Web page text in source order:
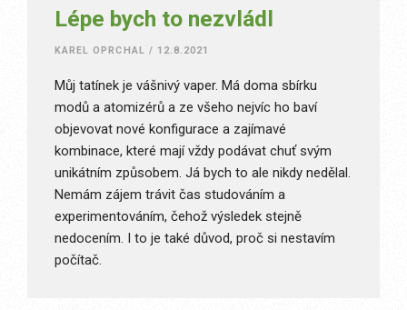
Lépe bych to nezvládl
KAREL OPRCHAL / 12.8.2021
Můj tatínek je vášnivý vaper. Má doma sbírku
modů a atomizérů a ze všeho nejvíc ho baví
objevovat nové konfigurace a zajímavé
kombinace, které mají vždy podávat chuť svým
unikátním způsobem. Já bych to ale nikdy nedělal.
Nemám zájem trávit čas studováním a
experimentováním, čehož výsledek stejně
nedocením. I to je také důvod, proč si nestavím
počítač.